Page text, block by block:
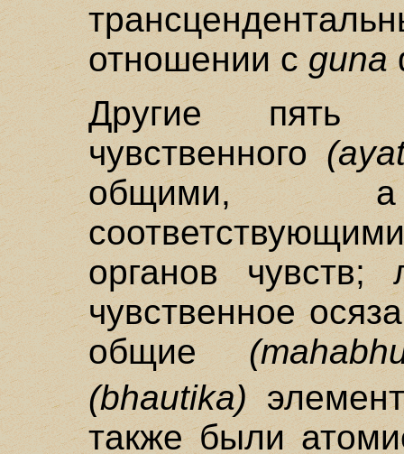
отношении сguna
Другие пять
чувственного
общими, а
органов
чувственное
общие
(bhautika)
также были